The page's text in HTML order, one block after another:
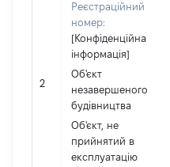
2
Реєстраційний
номер:
[Конфіденційна
інформація]
Об'єкт
незавершеного
будівництва
Об'єкт, не
прийнятий в
експлуатацію